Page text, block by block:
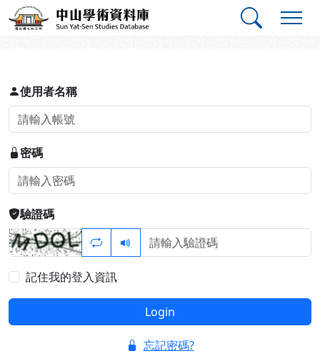
跳到主要內容
中山學術資料庫
登入
使用者名稱
密碼
驗證碼
記住我的登入資訊
Login
忘記密碼?